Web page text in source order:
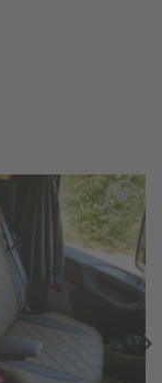
Add to
wishlist